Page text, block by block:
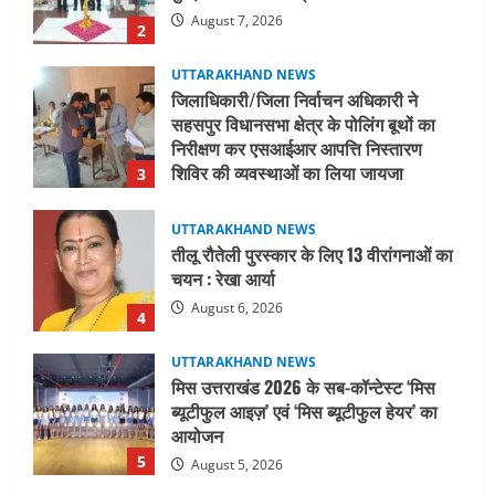
3
शिविर की व्यवस्थाओं का लिया जायजा
4
UTTARAKHAND NEWS
तीलू रौतेली पुरस्कार के लिए 13 वीरांगनाओं का
चयन : रेखा आर्या
August 6, 2026
5
मिस उत्तराखंड 2026 के सब-कॉन्टेस्ट ‘मिस
ब्यूटीफुल आइज़’ एवं ‘मिस ब्यूटीफुल हेयर’ का
आयोजन
August 5, 2026
1
UTTARAKHAND NEWS
धामी कैबिनेट ने लिए कई महत्वपूर्ण निर्णय, अब
सामान्य वर्ग के पशुपालकों को भी गाय एवं भैंस
खरीद पर मिलेगा अनुदान, मजदूरी संहिता
नियमावली-2026 को मिली मंजूरी